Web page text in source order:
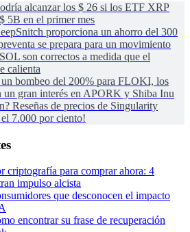
alcanzar los $ 26 si los ETF XRP
5B en el primer mes
proporciona un ahorro del 300
se prepara para un movimiento
son correctos a medida que el
calienta
bombeo del 200% para FLOKI, los
un gran interés en APORK y Shiba Inu
Reseñas de precios de Singularity
7.000 por ciento!
criptografía para comprar ahora: 4
impulso alcista
que desconocen el impacto
encontrar su frase de recuperación